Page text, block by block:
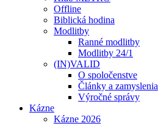
Offline
Biblická hodina
Modlitby
Ranné modlitby
Modlitby 24/1
(IN)VALID
O spoločenstve
Články a zamyslenia
Výročné správy
Kázne
Kázne 2026